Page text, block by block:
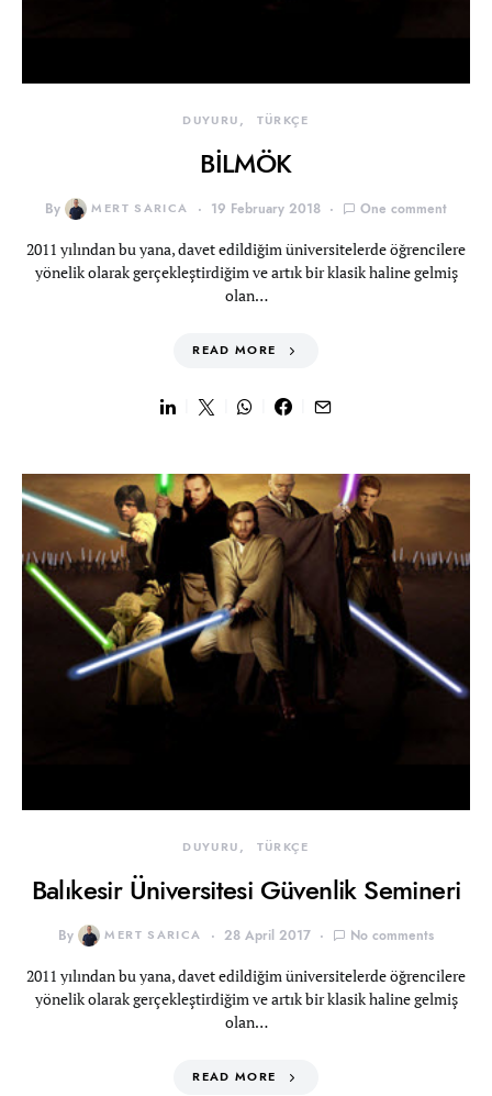
DUYURU TÜRKÇE
BİLMÖK
By MERT SARICA 19 February 2018 One comment
2011 yılından bu yana, davet edildiğim üniversitelerde öğrencilere
yönelik olarak gerçekleştirdiğim ve artık bir klasik haline gelmiş
olan…
READ MORE
DUYURU TÜRKÇE
Balıkesir Üniversitesi Güvenlik Semineri
By MERT SARICA 28 April 2017 No comments
2011 yılından bu yana, davet edildiğim üniversitelerde öğrencilere
yönelik olarak gerçekleştirdiğim ve artık bir klasik haline gelmiş
olan…
READ MORE